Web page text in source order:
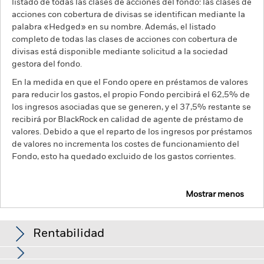
listado de todas las clases de acciones del fondo: las clases de
acciones con cobertura de divisas se identifican mediante la
palabra «Hedged» en su nombre. Además, el listado
completo de todas las clases de acciones con cobertura de
divisas está disponible mediante solicitud a la sociedad
gestora del fondo.
En la medida en que el Fondo opere en préstamos de valores
para reducir los gastos, el propio Fondo percibirá el 62,5% de
los ingresos asociadas que se generen, y el 37,5% restante se
recibirá por BlackRock en calidad de agente de préstamo de
valores. Debido a que el reparto de los ingresos por préstamos
de valores no incrementa los costes de funcionamiento del
Fondo, esto ha quedado excluido de los gastos corrientes.
Mostrar menos
Rentabilidad